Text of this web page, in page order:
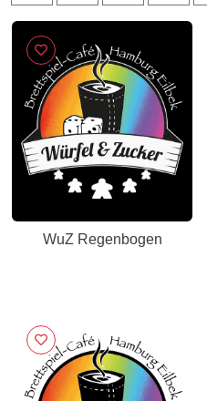
WuZ Regenbogen